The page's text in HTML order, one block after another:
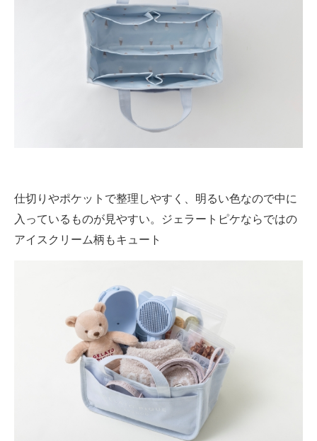
仕切りやポケットで整理しやすく、明るい色なので中に
入っているものが見やすい。ジェラートピケならではの
アイスクリーム柄もキュート